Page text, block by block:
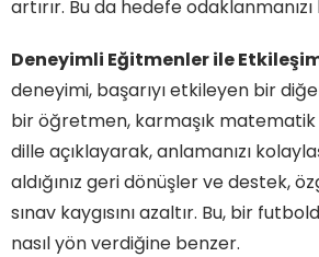
artırır. Bu da hedefe odaklanmanızı
Deneyimli Eğitmenler ile
deneyimi, başarıyı etkileyen bir
bir öğretmen, karmaşık matematik
dille açıklayarak, anlamanızı
aldığınız geri dönüşler ve destek,
sınav kaygısını azaltır. Bu, bir
nasıl yön verdiğine benzer.